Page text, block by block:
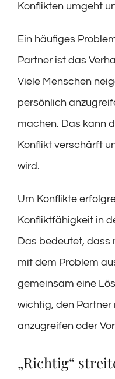
Konflikten umgeht
Ein häufiges
Partner ist das
Viele Menschen
persönlich
machen. Das kann
Konflikt verschärft
wird.
Um Konflikte
Konfliktfähigkeit in
Das bedeutet, dass
mit dem Problem
gemeinsam eine
wichtig, den
anzugreifen oder
„Richtig“